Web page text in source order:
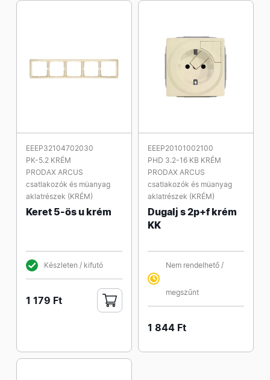
EEEP32104702030
PK-5.2 KRÉM
PRODAX ARCUS
csatlakozók és müanyag
aklatrészek (KRÉM)
Keret 5-ös u krém
Készleten / kifutó
1 179 Ft
EEEP20101002100
PHD 3.2-16 KB KRÉM
PRODAX ARCUS
csatlakozók és müanyag
aklatrészek (KRÉM)
Dugalj s 2p+f krém
KK
Nem rendelhető /
megszűnt
1 844 Ft